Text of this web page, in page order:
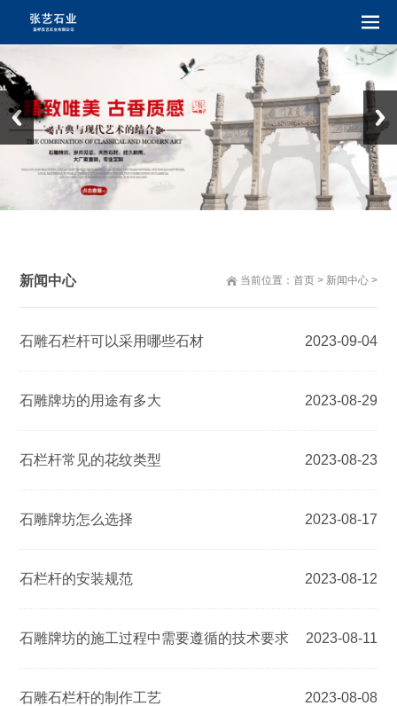
当前位置： 首页> 新闻中心>
新闻中心
2023-09-04
石雕石栏杆可以采用哪些石材
2023-08-29
石雕牌坊的用途有多大
2023-08-23
石栏杆常见的花纹类型
2023-08-17
石雕牌坊怎么选择
2023-08-12
石栏杆的安装规范
2023-08-11
石雕牌坊的施工过程中需要遵循的技术要求
2023-08-08
石雕石栏杆的制作工艺